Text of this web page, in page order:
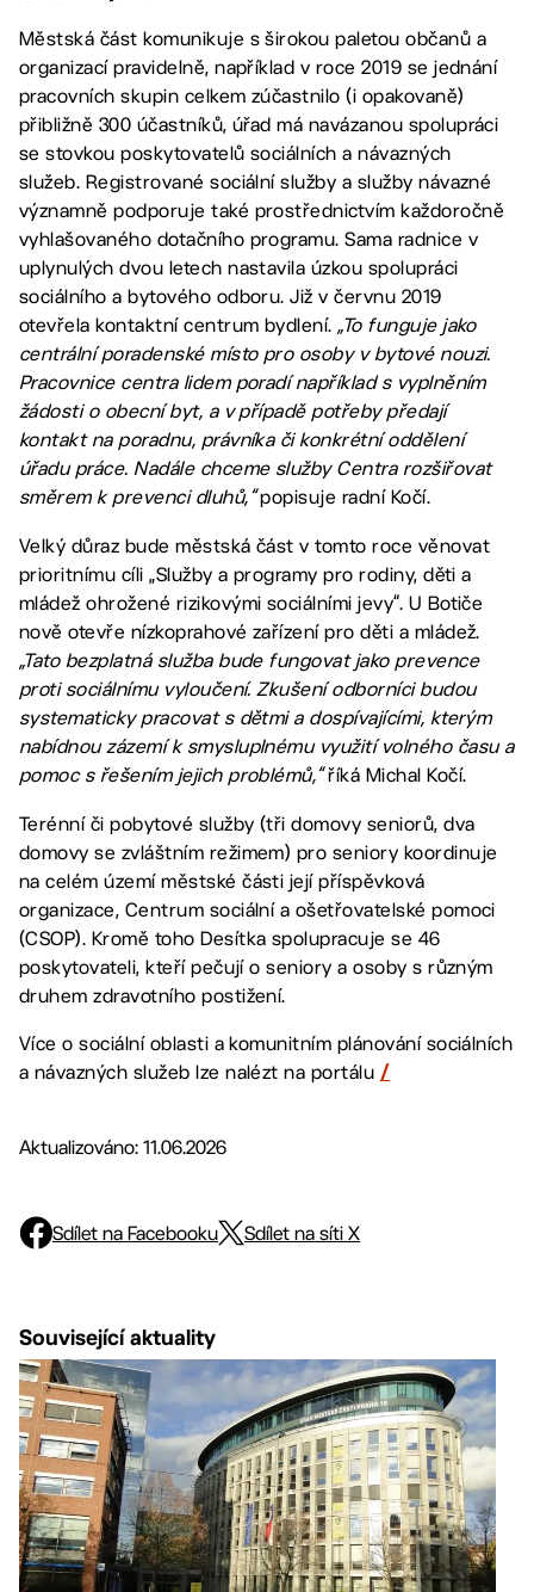
Městská část komunikuje s širokou paletou občanů a
organizací pravidelně, například v roce 2019 se jednání
pracovních skupin celkem zúčastnilo (i opakovaně)
přibližně 300 účastníků, úřad má navázanou spolupráci
se stovkou poskytovatelů sociálních a návazných
služeb. Registrované sociální služby a služby návazné
významně podporuje také prostřednictvím každoročně
vyhlašovaného dotačního programu. Sama radnice v
uplynulých dvou letech nastavila úzkou spolupráci
sociálního a bytového odboru. Již v červnu 2019
otevřela kontaktní centrum bydlení.„To funguje jako
centrální poradenské místo pro osoby v bytové nouzi.
Pracovnice centra lidem poradí například s vyplněním
žádosti o obecní byt, a v případě potřeby předají
kontakt na poradnu, právníka či konkrétní oddělení
úřadu práce. Nadále chceme služby Centra rozšiřovat
směrem k prevenci dluhů,“ popisuje radní Kočí.
Velký důraz bude městská část v tomto roce věnovat
prioritnímu cíli „Služby a programy pro rodiny, děti a
mládež ohrožené rizikovými sociálními jevy“. U Botiče
nově otevře nízkoprahové zařízení pro děti a mládež.
„Tato bezplatná služba bude fungovat jako prevence
proti sociálnímu vyloučení. Zkušení odborníci budou
systematicky pracovat s dětmi a dospívajícími, kterým
nabídnou zázemí k smysluplnému využití volného času a
pomoc s řešením jejich problémů,“ říká Michal Kočí.
Terénní či pobytové služby (tři domovy seniorů, dva
domovy se zvláštním režimem) pro seniory koordinuje
na celém území městské části její příspěvková
organizace, Centrum sociální a ošetřovatelské pomoci
(CSOP). Kromě toho Desítka spolupracuje se 46
poskytovateli, kteří pečují o seniory a osoby s různým
druhem zdravotního postižení.
Více o sociální oblasti a komunitním plánování sociálních
a návazných služeb lze nalézt na portálu /
Aktualizováno: 11.06.2026
Sdílet na Facebooku Sdílet na síti X
Související aktuality